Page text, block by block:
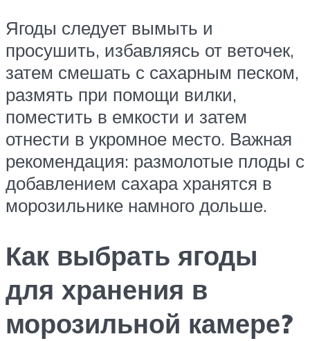
Ягоды следует вымыть и
просушить, избавляясь от веточек,
затем смешать с сахарным песком,
размять при помощи вилки,
поместить в емкости и затем
отнести в укромное место. Важная
рекомендация: размолотые плоды с
добавлением сахара хранятся в
морозильнике намного дольше.
Как выбрать ягоды
для хранения в
морозильной камере?